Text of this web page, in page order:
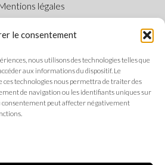
le consentement
nous utilisons des technologies telles que
aux informations du dispositif. Le
technologies nous permettra de traiter des
de navigation ou les identifiants uniques sur
consentement peut affecter négativement
légales
Canal Éthique
SUIVEZ-NOUS